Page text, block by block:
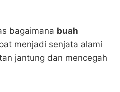
bagaimana buah
menjadi senjata alami
jantung dan mencegah